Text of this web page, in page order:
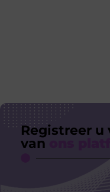
Registreer u
van
ons